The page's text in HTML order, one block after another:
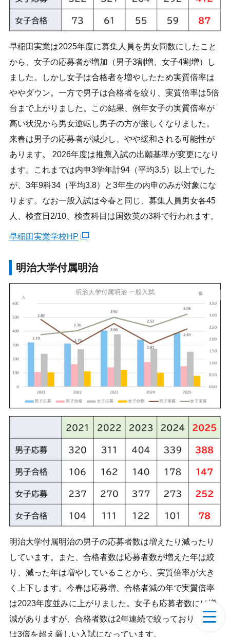
早稲田実業は2025年度に募集人員を男女同数にしたこと
から、女子の応募者が増加（男子3割増、女子4割増）し
ました。しかし女子は合格者を増やしたため実質倍率は
ややダウン。一方で男子は合格者を絞り、実質倍率は5倍
台まで上がりました。この結果、例年女子の実質倍率が
高い状況から男女逆転し男子の方が厳しくなりました。
来春は男子の応募者が減少し、やや緩和される可能性が
あります。 2026年度は推薦入試の出願基準が変更になり
ます。これまでは内申3学年計94（平均3.5）以上でした
が、3年9科34（平均3.8）と3年生の内申のみが対象にな
ります。なお一般入試は今春と同じ、募集人員男女各45
人、検査日2/10、検査科目は国数英の3科で行われます。
早稲田実業学校HP
明治大学付属明治
明治大学付属明治の男子の応募者数は増えたり減ったり
しています。また、合格者数は応募者数が増えた年は絞
り、減った年は増やしていることから、実質倍率が大き
く上下します。今春は応募増、合格者減の年で実質倍率
は2023年度並みに上がりました。女子も応募者数には増
減がありますが、合格者数は2年連続で絞っており、今春
は3倍を超え厳しい入試になっています。